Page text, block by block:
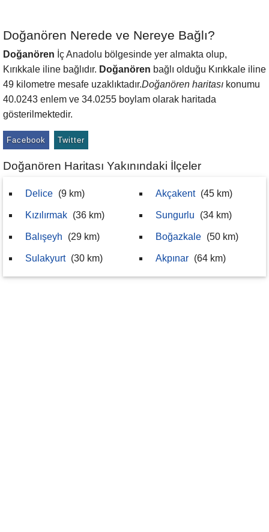
Doğanören Nerede ve Nereye Bağlı?
Doğanören İç Anadolu bölgesinde yer almakta olup,
Kırıkkale iline bağlıdır. Doğanören bağlı olduğu Kırıkkale iline
49 kilometre mesafe uzaklıktadır.Doğanören haritası konumu
40.0243 enlem ve 34.0255 boylam olarak haritada
gösterilmektedir.
Facebook Twitter
Doğanören Haritası Yakınındaki İlçeler
Delice (9 km)
Kızılırmak (36 km)
Balışeyh (29 km)
Sulakyurt (30 km)
Akçakent (45 km)
Sungurlu (34 km)
Boğazkale (50 km)
Akpınar (64 km)